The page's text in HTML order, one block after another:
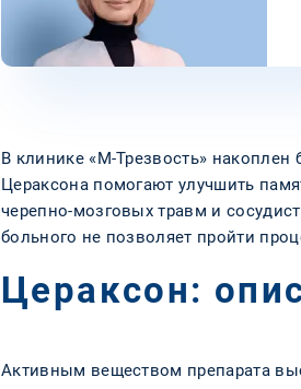
В клинике «М-Трезвость»
Цераксона помогают улучшить
черепно-мозговых травм и
больного не позволяет пройти
Цераксон:
Активным веществом препарата